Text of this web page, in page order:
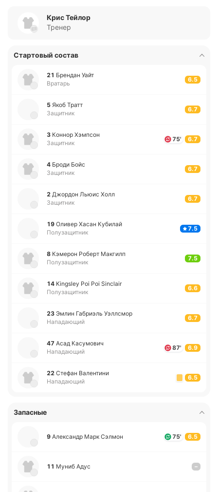
Крис Тейлор
Тренер
Стартовый состав
21 Бре­ндан Уайт
Вратарь
6.5
5 Якоб Тратт
Защитник
6.7
3 Коннор Хэ­мпсон
Защитник
75' 6.7
4 Броди Бойс
Защитник
6.7
2 Джо­рдон Льюис Холл
Защитник
6.7
19 Оливер Хасан Ку­би­лай
Полузащитник
7.5
8 Кэ­ме­рон Роберт Ма­кгилп
Полузащитник
7.5
14 Kingsley Poi Poi Sinclair
Полузащитник
6.6
23 Эмлин Га­бриэль Уэ­ллсмор
Нападающий
6.7
47 Асад Ка­су­мо­вич
Нападающий
87' 6.9
22 Стефан Ва­ле­нти­ни
Нападающий
6.5
Запасные
9 Але­ксандр Марк Сэлмон 75' 6.5
11 Муниб Адус –